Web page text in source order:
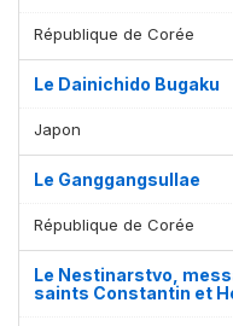
République de Corée
Le Dainichido Bugaku
Japon
Le Ganggangsullae
République de Corée
Le Nestinarstvo,
saints Constantin et